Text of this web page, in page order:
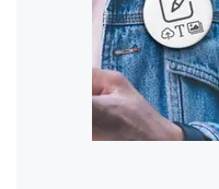
Häufige
Fragen